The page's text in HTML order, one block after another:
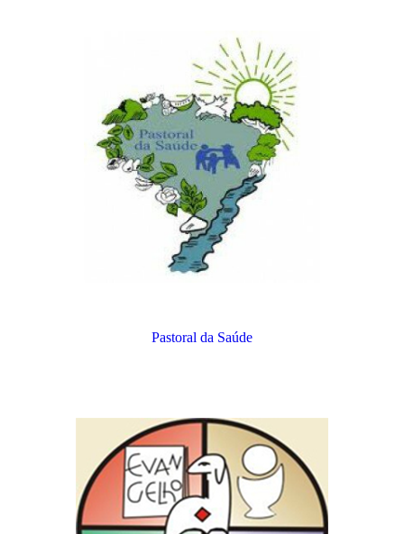
Pastoral da Saúde